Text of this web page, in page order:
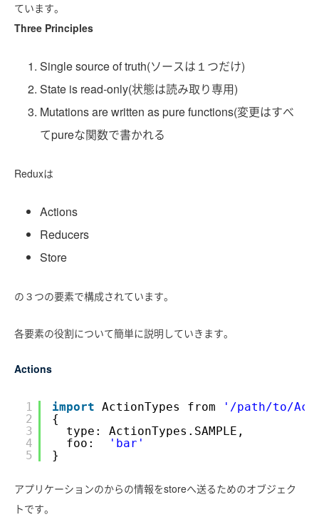
ています。
Three Principles
Single source of truth(ソースは１つだけ)
State is read-only(状態は読み取り専用)
Mutations are written as pure functions(変更はすべ
てpureな関数で書かれる
Reduxは
Actions
Reducers
Store
の３つの要素で構成されています。
各要素の役割について簡単に説明していきます。
Actions
1
2
3
4
5
import ActionTypes from
'/path/to/
{
type: ActionTypes.SAMPLE,
foo:
'bar'
}
アプリケーションのからの情報をstoreへ送るためのオブジェク
トです。